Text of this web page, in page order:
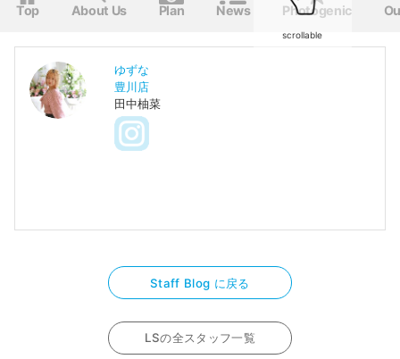
Top About Us Plan News Photogenic
scrollable
ゆずな
豊川店
田中柚菜
Staff Blog に戻る
LSの全スタッフ一覧